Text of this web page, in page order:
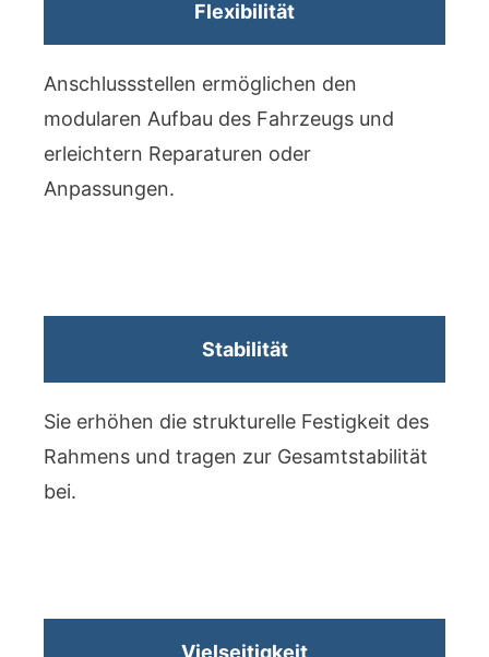
Flexibilität
Anschlussstellen ermöglichen den
modularen Aufbau des Fahrzeugs und
erleichtern Reparaturen oder
Anpassungen.
Stabilität
Sie erhöhen die strukturelle Festigkeit des
Rahmens und tragen zur Gesamtstabilität
bei.
Vielseitigkeit